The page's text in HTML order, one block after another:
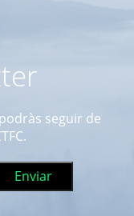
seguir de